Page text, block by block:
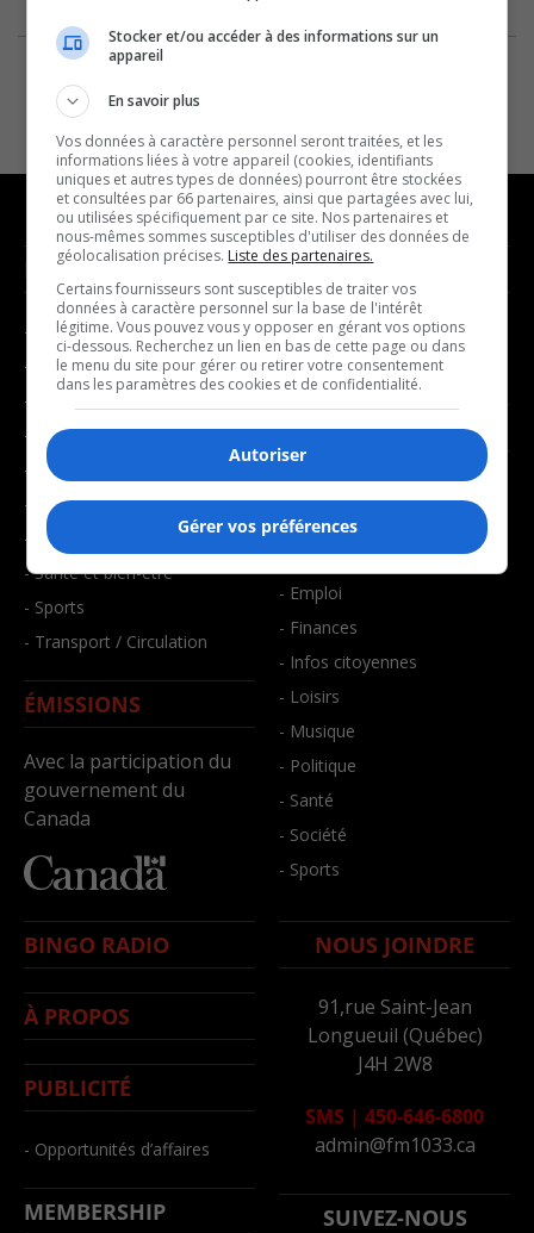
NOUVELLES
- Affaires municipales
- Communauté / Social
- Culture
- Économie
- Éducation
- Environnement
- Faits divers
- Santé et bien-être
- Sports
- Transport / Circulation
ÉMISSIONS
Avec la participation du
gouvernement du
Canada
MUSIQUE
- Décompte franco
- Joué récemment
BALADOS
- Art de vivre
- Bien-être
- Emploi
- Finances
- Infos citoyennes
- Loisirs
- Musique
- Politique
- Santé
- Société
- Sports
BINGO RADIO
À PROPOS
PUBLICITÉ
- Opportunités d’affaires
MEMBERSHIP
NOUS JOINDRE
91,rue Saint-Jean
Longueuil (Québec)
J4H 2W8
SMS | 450-646-6800
admin@fm1033.ca
SUIVEZ-NOUS
Stocker et/ou accéder à des informations sur un
appareil
En savoir plus
Vos données à caractère personnel seront traitées, et les
informations liées à votre appareil (cookies, identifiants
uniques et autres types de données) pourront être stockées
et consultées par 66 partenaires, ainsi que partagées avec lui,
ou utilisées spécifiquement par ce site. Nos partenaires et
nous-mêmes sommes susceptibles d'utiliser des données de
géolocalisation précises. Liste des partenaires.
Certains fournisseurs sont susceptibles de traiter vos
données à caractère personnel sur la base de l'intérêt
légitime. Vous pouvez vous y opposer en gérant vos options
ci-dessous. Recherchez un lien en bas de cette page ou dans
le menu du site pour gérer ou retirer votre consentement
dans les paramètres des cookies et de confidentialité.
Autoriser
Gérer vos préférences